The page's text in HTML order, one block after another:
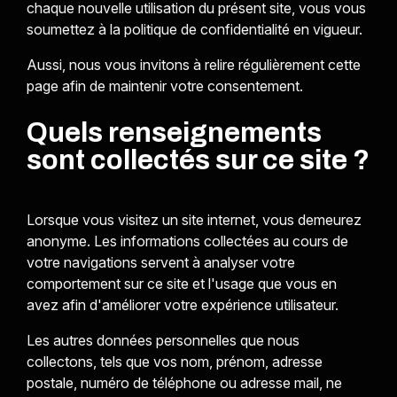
chaque nouvelle utilisation du présent site, vous vous
soumettez à la politique de confidentialité en vigueur.
Aussi, nous vous invitons à relire régulièrement cette
page afin de maintenir votre consentement.
Quels renseignements
sont collectés sur ce site ?
Lorsque vous visitez un site internet, vous demeurez
anonyme. Les informations collectées au cours de
votre navigations servent à analyser votre
comportement sur ce site et l'usage que vous en
avez afin d'améliorer votre expérience utilisateur.
Les autres données personnelles que nous
collectons, tels que vos nom, prénom, adresse
postale, numéro de téléphone ou adresse mail, ne